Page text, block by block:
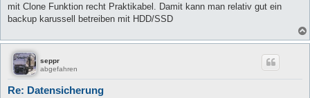
mit Clone Funktion recht Praktikabel. Damit kann man relativ gut ein
backup karussell betreiben mit HDD/SSD
seppr
abgefahren
Re: Datensicherung